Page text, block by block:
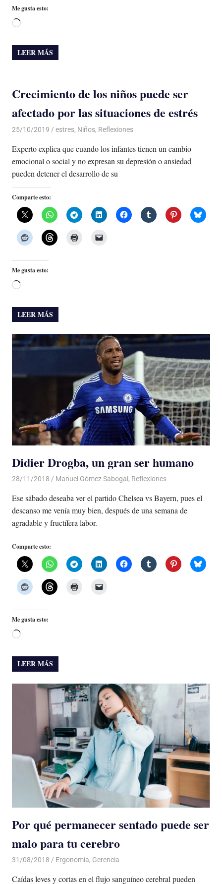
Me gusta esto:
Cargando...
LEER MÁS
Crecimiento de los niños puede ser
afectado por las situaciones de estrés
25/10/2019 De todo un Poco
estres, Niños, Reflexiones
Experto explica que cuando los infantes tienen un cambio
emocional o social y no expresan su depresión o ansiedad
pueden detener el desarrollo de su
Comparte esto:
Me gusta esto:
Cargando...
LEER MÁS
Didier Drogba, un gran ser humano
28/11/2018 De todo un Poco
Manuel Gómez Sabogal , Reflexiones
Ese sábado deseaba ver el partido Chelsea vs Bayern, pues el
descanso me venía muy bien, después de una semana de
agradable y fructífera labor.
Comparte esto:
Me gusta esto:
Cargando...
LEER MÁS
Por qué permanecer sentado puede ser
malo para tu cerebro
31/08/2018 De todo un Poco
Ergonomía, Gerencia
Caídas leves y cortas en el flujo sanguíneo cerebral pueden